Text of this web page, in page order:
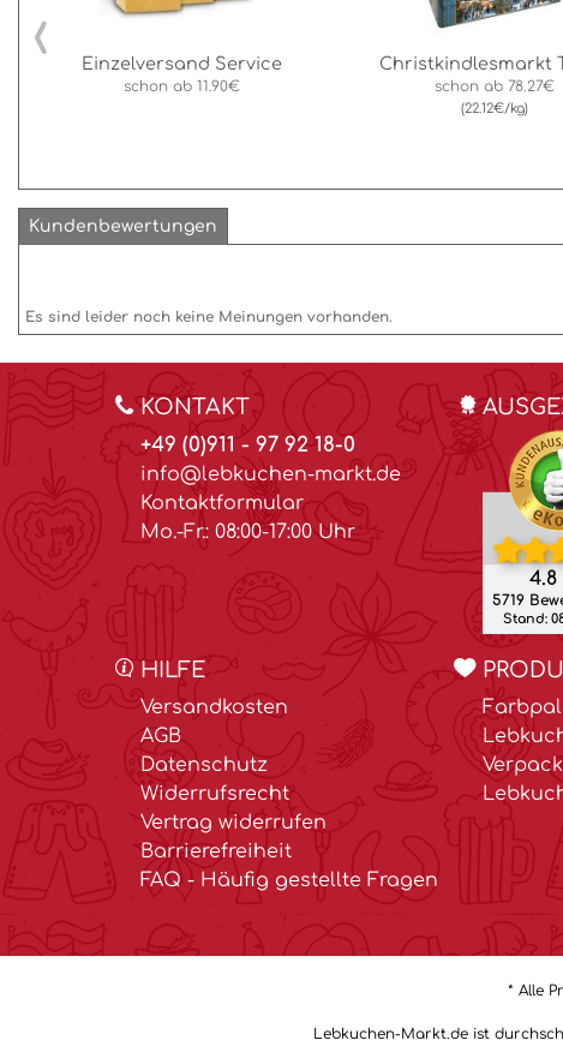
Einzelversand Service
schon ab 11.90€
Christkindlesmarkt
schon ab 78.27€
(22.12€/kg)
‹
Kundenbewertungen
Es sind leider noch keine Meinungen vorhanden.
KONTAKT
+49 (0)911 - 97 92 18-0
info@lebkuchen-markt.de
Kontaktformular
Mo.-Fr.: 08:00-17:00 Uhr
5719
Stand:
HILFE
Versandkosten
AGB
Datenschutz
Widerrufsrecht
Vertrag widerrufen
Barrierefreiheit
FAQ - Häufig gestellte Fragen
* Alle
Lebkuchen-Markt.de ist